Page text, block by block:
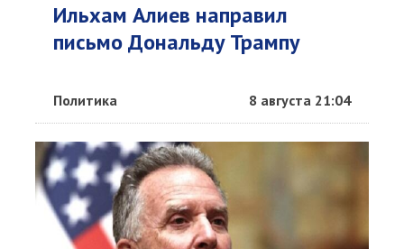
Ильхам Алиев направил
письмо Дональду Трампу
Политика 8 августа 21:04